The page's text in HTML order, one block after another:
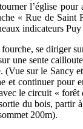
l’église
« Rue de Saint
indicateurs
se diriger
une sente
(Vue sur le Sancy
et continuer pour
le circuit «
du bois, partir
200m).